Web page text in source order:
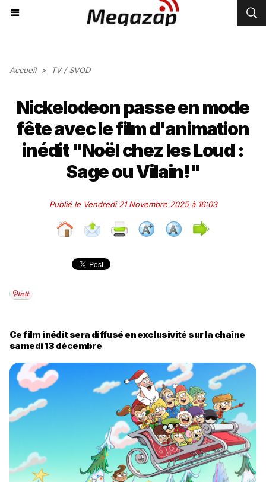
Accueil > TV / SVOD
Nickelodeon passe en mode
fête avec le film d'animation
inédit "Noël chez les Loud :
Sage ou Vilain!"
Publié le Vendredi 21 Novembre 2025 à 16:03
Ce film inédit sera diffusé en exclusivité sur la chaîne
samedi 13 décembre